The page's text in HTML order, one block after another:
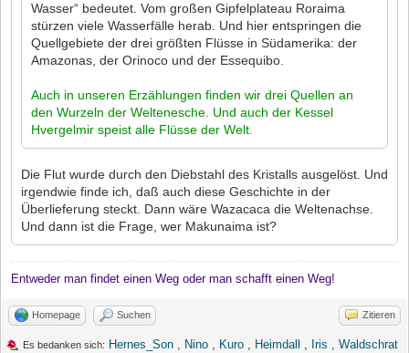
Wasser“ bedeutet. Vom großen Gipfelplateau Roraima
stürzen viele Wasserfälle herab. Und hier entspringen die
Quellgebiete der drei größten Flüsse in Südamerika: der
Amazonas, der Orinoco und der Essequibo.
Auch in unseren Erzählungen finden wir drei Quellen an
den Wurzeln der Weltenesche. Und auch der Kessel
Hvergelmir speist alle Flüsse der Welt.
Die Flut wurde durch den Diebstahl des Kristalls ausgelöst. Und
irgendwie finde ich, daß auch diese Geschichte in der
Überlieferung steckt. Dann wäre Wazacaca die Weltenachse.
Und dann ist die Frage, wer Makunaima ist?
Entweder man findet einen Weg oder man schafft einen Weg!
Homepage Suchen Zitieren
Es bedanken sich: Hernes_Son , Nino , Kuro , Heimdall , Iris , Waldschrat